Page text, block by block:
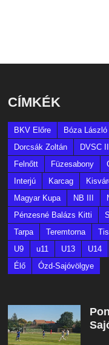
CÍMKÉK
BKV Előre Bóza László
Dorcsák Zoltán
DVSC II
Felnőtt
Füzesabony
Interjú
Karcag
Magyar Kupa
NB III
Pénzesné Balázs Kitti
Tarpa
Teremtorna
U9
u11 U13 U14
Élő
Ózd-Sajóvölgye